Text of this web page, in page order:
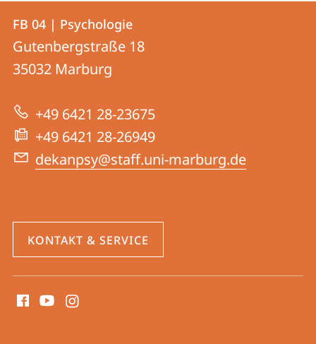
Kontakt
und
Informationen
zur
Website
Kontaktinformationen
FB
04
|
Psychologie
FB 04 | Psychologie
Gutenbergstraße 18
35032 Marburg
+49 6421 28-23675
+49 6421 28-26949
dekanpsy@staff.uni-marburg.de
KONTAKT & SERVICE
Media